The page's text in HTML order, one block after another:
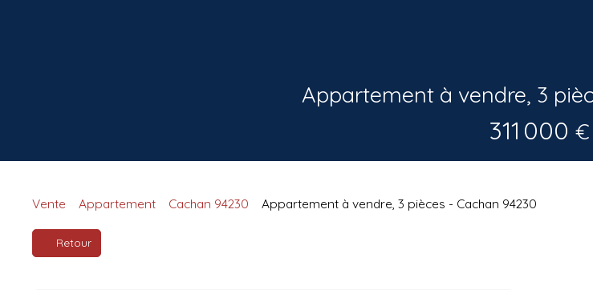
Appartement à vendre, 3
311 000 €
Vente Appartement Cachan 94230 Appartement à vendre, 3 pièces - Cachan 94230
Retour